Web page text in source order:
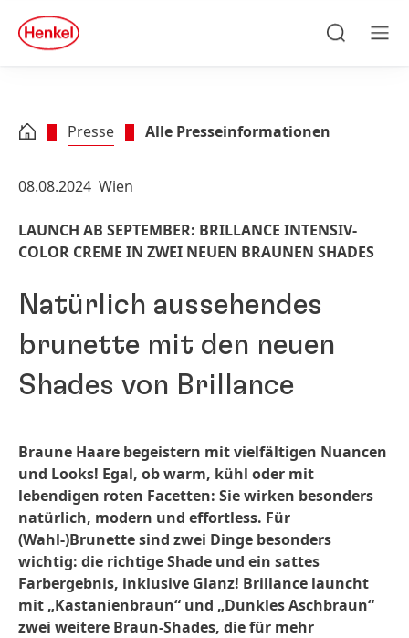
Zu Footer springen
quick
search
Presse Alle Presseinformationen
08.08.2024 Wien
LAUNCH AB SEPTEMBER: BRILLANCE INTENSIV-
COLOR CREME IN ZWEI NEUEN BRAUNEN SHADES
Natürlich aussehendes
brunette mit den neuen
Shades von Brillance
Braune Haare begeistern mit vielfältigen Nuancen
und Looks! Egal, ob warm, kühl oder mit
lebendigen roten Facetten: Sie wirken besonders
natürlich, modern und effortless. Für
(Wahl-)Brunette sind zwei Dinge besonders
wichtig: die richtige Shade und ein sattes
Farbergebnis, inklusive Glanz! Brillance launcht
mit „Kastanienbraun“ und „Dunkles Aschbraun“
zwei weitere Braun-Shades, die für mehr